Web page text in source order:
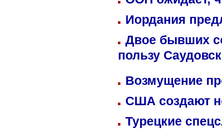
Иордания
Двое бывших
пользу
Возмущение
США создают
Турецкие